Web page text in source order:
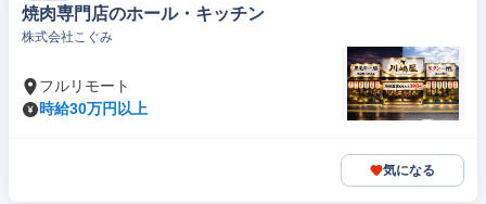
焼肉専門店のホール・キッチン
株式会社こぐみ
フルリモート
時給30万円以上
気になる